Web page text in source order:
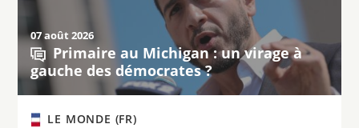
07 août 2026
Primaire au Michigan : un virage à
gauche des démocrates ?
LE MONDE (FR)